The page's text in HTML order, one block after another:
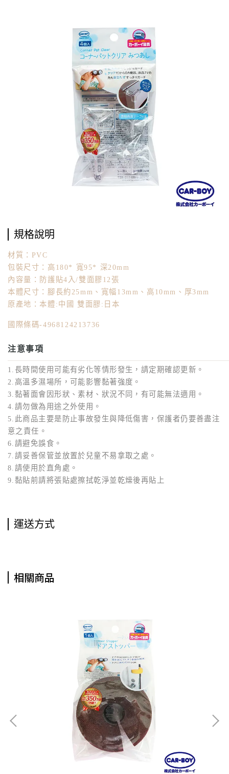
規格說明
材質：PVC
包裝尺寸：高180* 寬95* 深20mm
內容量：防護貼4入/雙面膠12張
本體尺寸：腳長約25mm、寬幅13mm、高10mm、厚3mm
原產地：本體:中國 雙面膠:日本
國際條碼-4968124213736
注意事項
1.長時間使用可能有劣化等情形發生，請定期確認更新。
2.高溫多濕場所，可能影響黏著強度。
3.黏著面會因形狀、素材、狀況不同，有可能無法適用。
4.請勿做為用途之外使用。
5.此商品主要是防止事故發生與降低傷害，保護者仍要善盡注
意之責任。
6.請避免誤食。
7.請妥善保管並放置於兒童不易拿取之處。
8.請使用於直角處。
9.黏貼前請將張貼處擦拭乾淨並乾燥後再貼上
運送方式
相關商品